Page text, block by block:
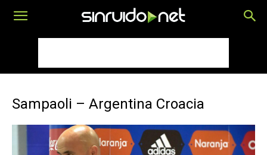
Sampaoli – Argentina Croacia